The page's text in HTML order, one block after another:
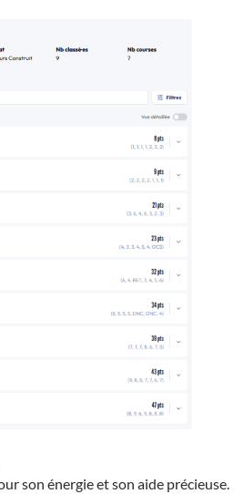
son énergie et son aide précieuse.